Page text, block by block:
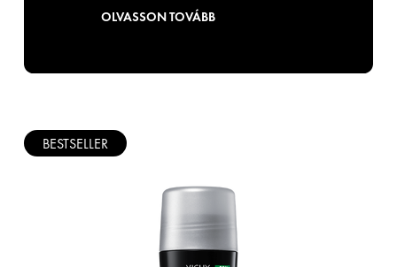
OLVASSON TOVÁBB
BESTSELLER